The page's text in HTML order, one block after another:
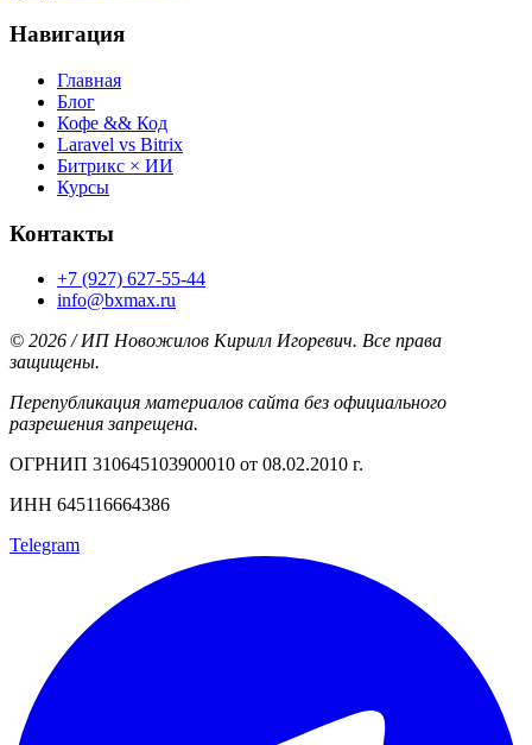
Навигация
Главная
Блог
Кофе && Код
Laravel vs Bitrix
Битрикс × ИИ
Курсы
Контакты
+7 (927) 627-55-44
info@bxmax.ru
© 2026 / ИП Новожилов Кирилл Игоревич. Все права
защищены.
Перепубликация материалов сайта без официального
разрешения запрещена.
ОГРНИП 310645103900010 от 08.02.2010 г.
ИНН 645116664386
Telegram